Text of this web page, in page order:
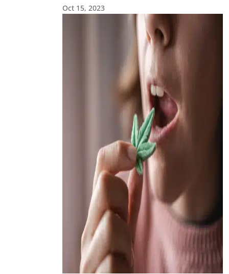
Oct 15, 2023